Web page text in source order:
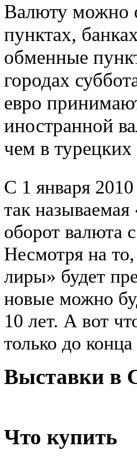
Валюту можно
пунктах,
обменные
городах
евро
иностранной
чем в турецких
С 1 января
так
оборот валюта
Несмотря на
лиры» будет
новые можно
10 лет. А вот
только до
Выставки в
Что купить